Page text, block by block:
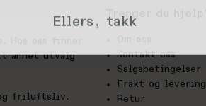
oss finner
annet utvalg
og friluftsliv.
Trenger du hjelp?
Kontakt oss
Salgsbetingelser
Frakt og levering
Retur
Ellers, takk